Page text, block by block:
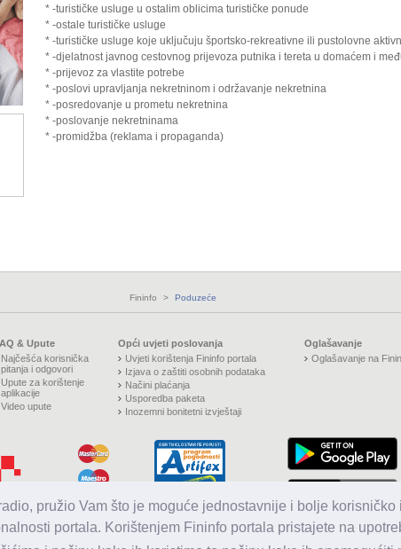
pružio Vam što je moguće jednostavnije i bolje korisničko
portala. Korištenjem Fininfo portala pristajete na
* -turističke usluge u ostalim oblicima turističke ponude
* -ostale turističke usluge
* -turističke usluge koje uključuju športsko-rekreativne ili pustolovne
* -djelatnost javnog cestovnog prijevoza putnika i tereta u domaćem i
* -prijevoz za vlastite potrebe
* -poslovi upravljanja nekretninom i održavanje nekretnina
* -posredovanje u prometu nekretnina
* -poslovanje nekretninama
* -promidžba (reklama i propaganda)
Fininfo > Poduzeće
& Upute
Najčešća korisnička
pitanja i odgovori
Upute za korištenje
aplikacije
Video upute
Opći uvjeti poslovanja
Uvjeti korištenja Fininfo portala
Izjava o zaštiti osobnih podataka
Načini plaćanja
Usporedba paketa
Inozemni bonitetni izvještaji
Oglašavanje
Oglašavanje na